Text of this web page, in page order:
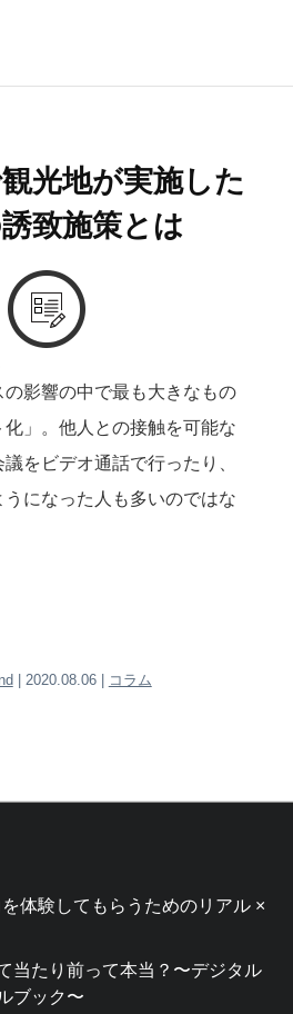
光地が実施した
致施策とは
影響の中で最も大きなもの
」。他人との接触を可能な
をビデオ通話で行ったり、
になった人も多いのではな
| 2020.08.06 | コラム
体験してもらうためのリアル ×
当たり前って本当？〜デジタル
ブック〜